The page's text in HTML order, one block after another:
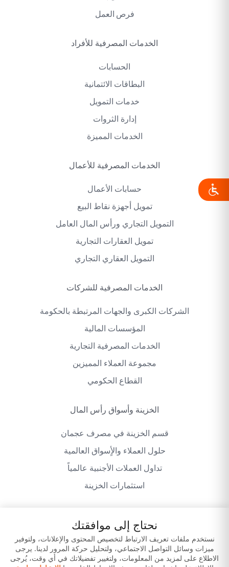
فرص العمل
الخدمات المصرفية للأفراد
الحسابات
البطاقات الائتمانية
خدمات التمويل
إدارة الثروات
الخدمات المميزة
الخدمات المصرفية للأعمال
حسابات الأعمال
تمويل أجهزة نقاط البيع
التمويل التجاري ورأس المال العامل
تمويل العقارات التجارية
التمويل العقاري التجاري
الخدمات المصرفية للشركات
الشركات الكبرى والجهات المرتبطة بالحكومة
المؤسسات المالية
الخدمات المصرفية التجارية
مجموعة العملاء المميزين
القطاع الحكومي
الخزينة وأسواق رأس المال
قسم الخزينة في مصرف عجمان
حلول العملاء والأٍسواق العالمية
تداول العملات الأجنبية عالمياً
استثمارات الخزينة
سياسة الخصوصية
شروط وأحكام الموقع
إخلاء المسؤولية
حمّل تطبيقاتنا
نحتاج إلى موافقتك
نستخدم ملفات تعريف الارتباط لتخصيص المحتوى والإعلانات، ولتوفير
ميزات وسائل التواصل الاجتماعي، ولتحليل حركة المرور لدينا. يرجى
الاطلاع على لمزيد من المعلومات، ولتغيير تفضيلاتك في أي وقت، يُرجى